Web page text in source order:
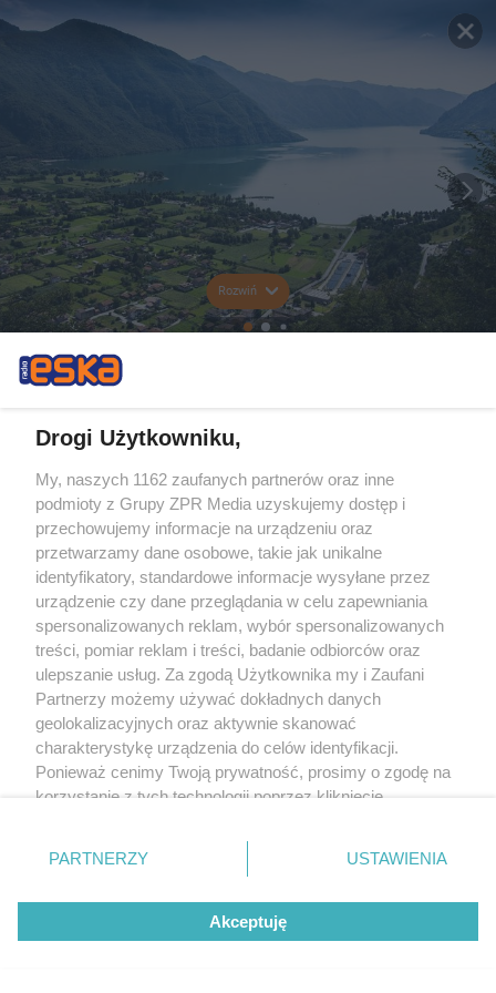
Rozwiń
Drogi Użytkowniku,
My, naszych 1162 zaufanych partnerów oraz inne
podmioty z Grupy ZPR Media uzyskujemy dostęp i
przechowujemy informacje na urządzeniu oraz
przetwarzamy dane osobowe, takie jak unikalne
identyfikatory, standardowe informacje wysyłane przez
urządzenie czy dane przeglądania w celu zapewniania
spersonalizowanych reklam, wybór spersonalizowanych
treści, pomiar reklam i treści, badanie odbiorców oraz
ulepszanie usług. Za zgodą Użytkownika my i Zaufani
Partnerzy możemy używać dokładnych danych
geolokalizacyjnych oraz aktywnie skanować
charakterystykę urządzenia do celów identyfikacji.
Ponieważ cenimy Twoją prywatność, prosimy o zgodę na
korzystanie z tych technologii poprzez kliknięcie
zmienić/wycofać klikając przycisk ustawień prywatności
znajdujący się w lewym dolnym rogu strony
rodzaje przetwarzania danych nie wymagają zgody
użytkownika, ale masz prawo sprzeciwić się takiemu
przetwarzaniu. Preferencje będą miały zastosowanie tylko
PARTNERZY USTAWIENIA
Akceptuję